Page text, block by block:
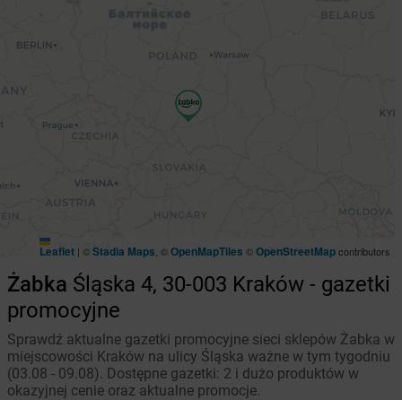
Leaflet | ©Stadia Maps , ©OpenMapTiles ©OpenStreetMapcontributors
Żabka Śląska 4, 30-003 Kraków - gazetki
promocyjne
Sprawdź aktualne gazetki promocyjne sieci sklepów Żabka w
miejscowości Kraków na ulicy Śląska ważne w tym tygodniu
(03.08 - 09.08). Dostępne gazetki: 2 i dużo produktów w
okazyjnej cenie oraz aktualne promocje.